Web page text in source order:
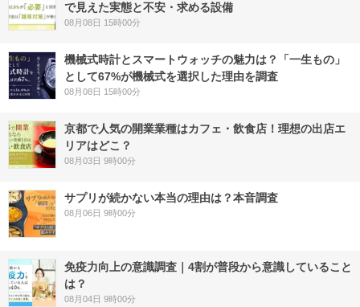
で見えた実態と不安・求める設備
08月08日 15時00分
機械式時計とスマートウォッチの魅力は？「一生もの」
として67%が機械式を選択した理由を調査
08月08日 15時00分
京都で人気の開業業種はカフェ・飲食店！理想の出店エ
リアはどこ？
08月03日 9時00分
サプリが続かない本当の理由は？本音調査
08月06日 9時00分
免疫力向上の意識調査｜4割が普段から意識していること
は？
08月04日 9時00分